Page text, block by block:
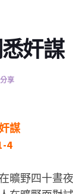
奸謀
享
謀
4
曠野四十晝